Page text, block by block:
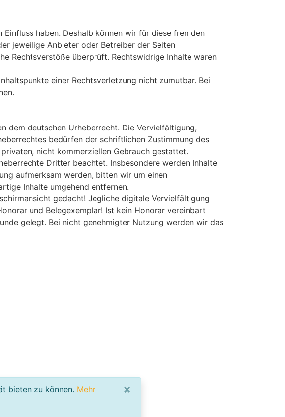
haben. Deshalb können wir für diese fremden
jeweilige Anbieter oder Betreiber der Seiten
Rechtsverstöße überprüft. Rechtswidrige Inhalte waren
einer Rechtsverletzung nicht zumutbar. Bei
dem deutschen Urheberrecht. Die Vervielfältigung,
bedürfen der schriftlichen Zustimmung des
nicht kommerziellen Gebrauch gestattet.
Dritter beachtet. Insbesondere werden Inhalte
aufmerksam werden, bitten wir um einen
Inhalte umgehend entfernen.
gedacht! Jegliche digitale Vervielfältigung
und Belegexemplar! Ist kein Honorar vereinbart
gelegt. Bei nicht genehmigter Nutzung werden wir das
bieten zu können. Mehr
×